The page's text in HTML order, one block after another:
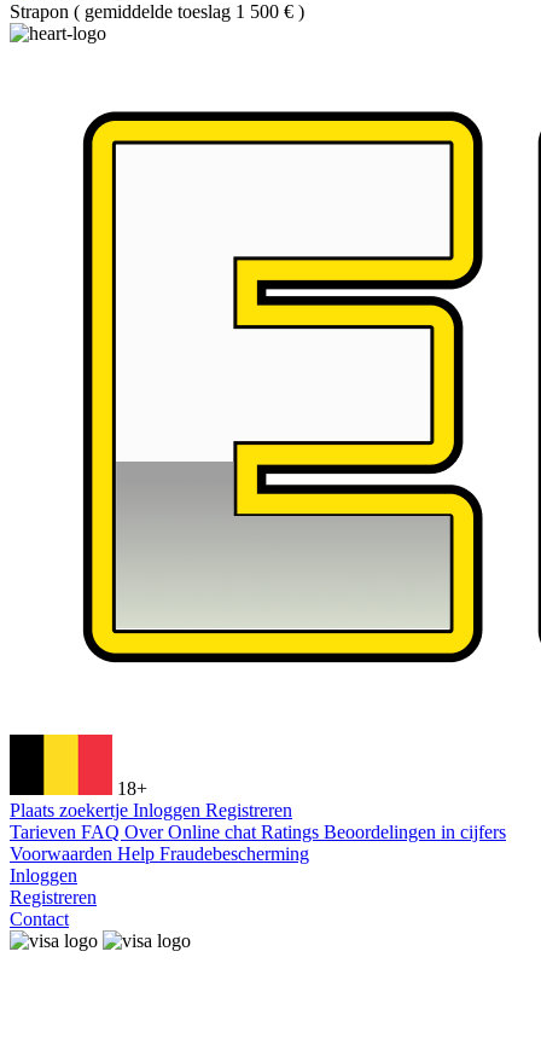
Strapon ( gemiddelde toeslag 1 500 € )
18+
Plaats zoekertje Inloggen Registreren
Tarieven FAQ OverOnline chat Ratings Beoordelingen in cijfers
Voorwaarden Help Fraudebescherming
Inloggen
Registreren
Contact